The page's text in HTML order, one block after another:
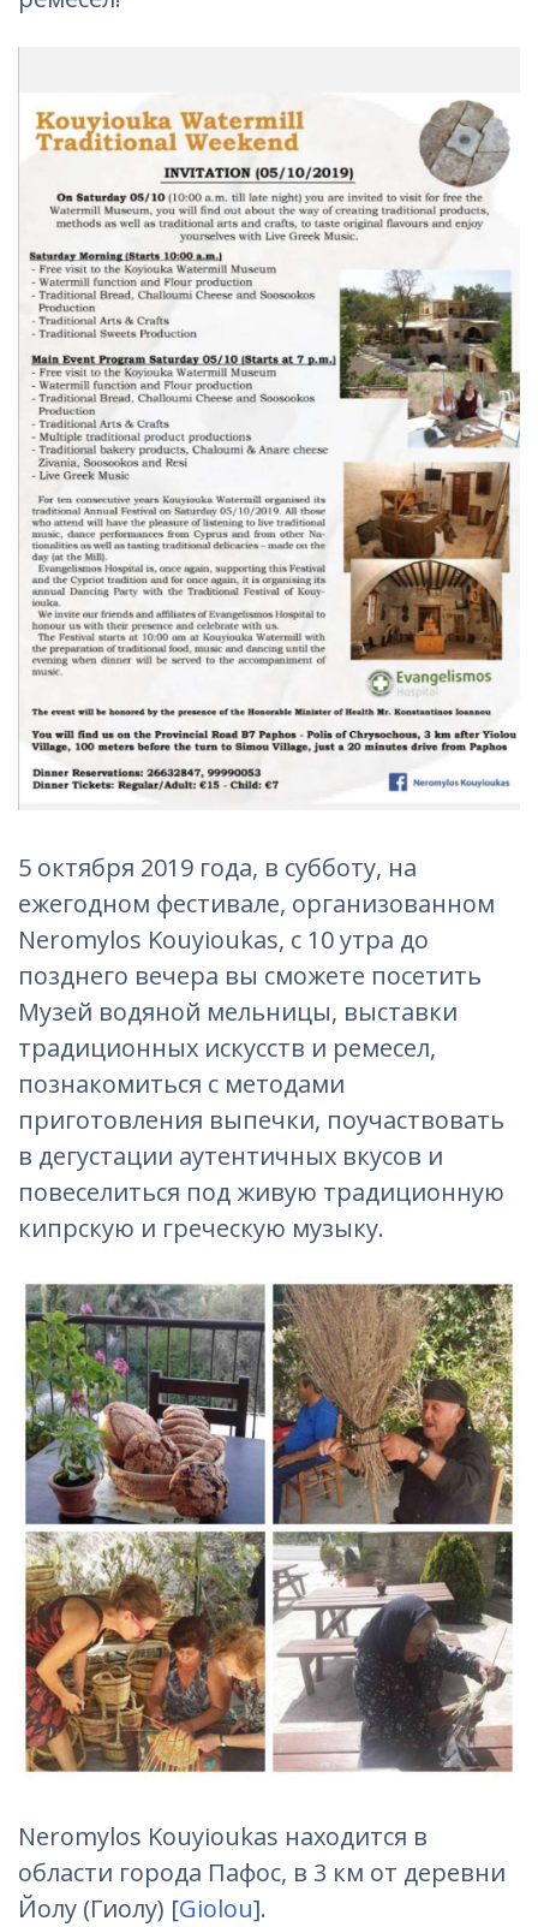
5 октября 2019 года, в субботу, на
ежегодном фестивале, организованном
Neromylos Kouyioukas, с 10 утра до
позднего вечера вы сможете посетить
Музей водяной мельницы, выставки
традиционных искусств и ремесел,
познакомиться с методами
приготовления выпечки, поучаствовать
в дегустации аутентичных вкусов и
повеселиться под живую традиционную
кипрскую и греческую музыку.
Neromylos Kouyioukas находится в
области города Пафос, в 3 км от деревни
Йолу (Гиолу) [Giolou].